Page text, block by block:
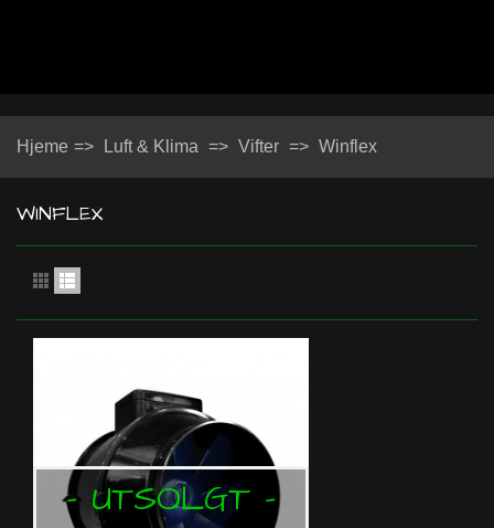
Hjeme => Luft & Klima => Vifter => Winflex
WINFLEX
- UTSOLGT -